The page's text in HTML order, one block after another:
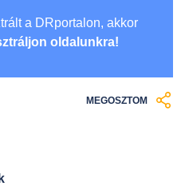
a DRportalon, akkor
oldalunkra!
MEGOSZTOM